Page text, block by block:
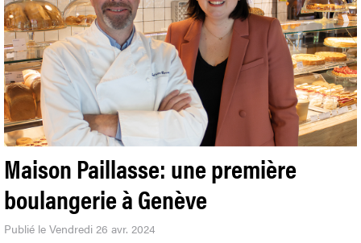
Maison Paillasse: une première
boulangerie à Genève
Publié le Vendredi 26 avr. 2024